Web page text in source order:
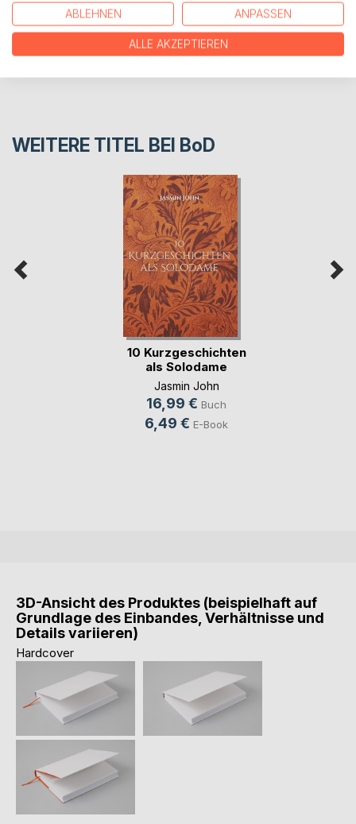
WEITERE TITEL BEI BoD
10 Kurzgeschichten
als Solodame
Jasmin John
16,99 € Buch
6,49 € E-Book
3D-Ansicht des Produktes (beispielhaft auf
Grundlage des Einbandes, Verhältnisse und
Details variieren)
Hardcover
ABLEHNEN ANPASSEN
ALLE AKZEPTIEREN